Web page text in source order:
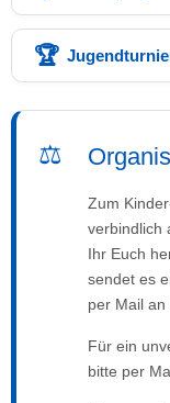
Zum
verbindlich
Ihr Euch
sendet es
per Mail
Für ein
bitte per